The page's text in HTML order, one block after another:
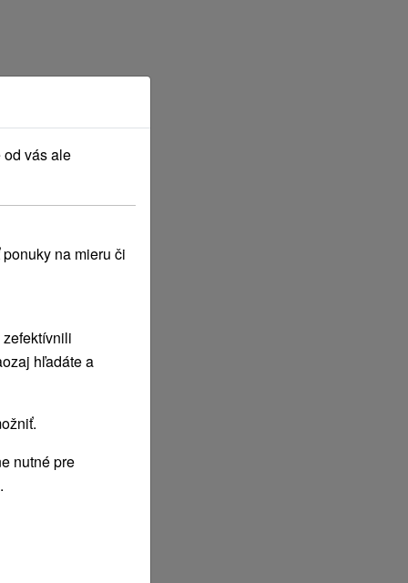
vás ale
na mieru či
hľadáte a
nutné pre